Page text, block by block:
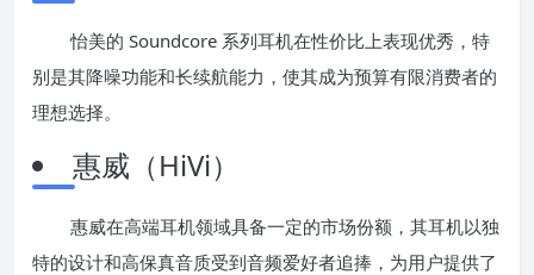
怡美的 Soundcore 系列耳机在性价比上表现优秀，特
别是其降噪功能和长续航能力，使其成为预算有限消费者的
理想选择。
惠威（HiVi）
惠威在高端耳机领域具备一定的市场份额，其耳机以独
特的设计和高保真音质受到音频爱好者追捧，为用户提供了